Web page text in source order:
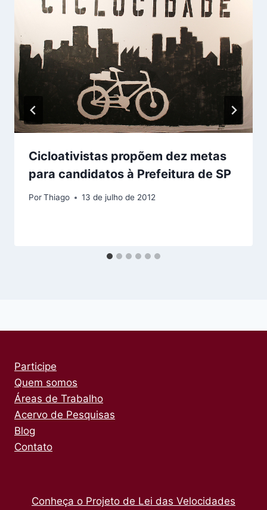
Cicloativistas propõem dez metas
para candidatos à Prefeitura de SP
PorThiago 13 de julho de 2012
Participe
Quem somos
Áreas de Trabalho
Acervo de Pesquisas
Blog
Contato
Conheça o Projeto de Lei das Velocidades